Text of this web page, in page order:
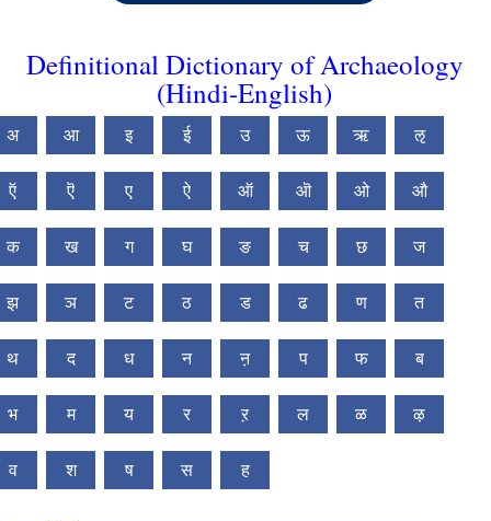
Definitional Dictionary of Archaeology
(Hindi-English)
अ आ इ ई उ ऊ ऋ ऌ
ऍ ऎ ए ऐ ऑ ऒ ओ औ
क ख ग घ ङ च छ ज
झ ञ ट ठ ड ढ ण त
थ द ध न ऩ प फ ब
भ म य र ऱ ल ळ ऴ
व श ष स ह